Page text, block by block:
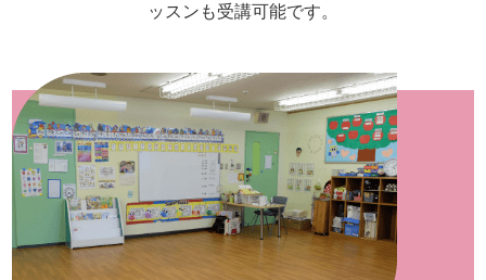
ッスンも受講可能です。